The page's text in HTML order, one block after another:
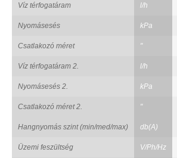
Víz térfogatáram l/h
Nyomásesés kPa
Csatlakozó méret "
Víz térfogatáram 2. l/h
Nyomásesés 2. kPa
Csatlakozó méret 2. "
Hangnyomás szint (min/med/max) db(A)
Üzemi feszültség V/Ph/Hz